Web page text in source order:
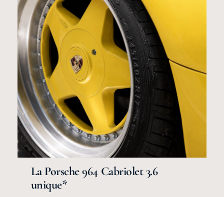
La Porsche 964 Cabriolet 3.6
unique*